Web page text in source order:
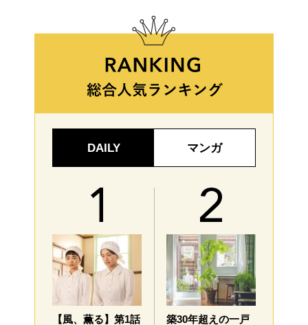
DAILY マンガ
【風、薫る】第1話
築30年超えの一戸